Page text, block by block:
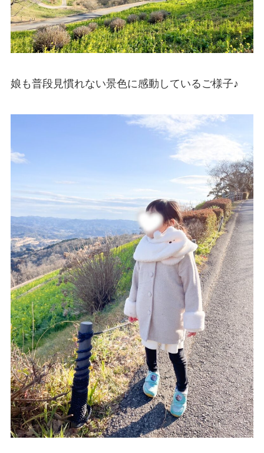
娘も普段見慣れない景色に感動しているご様子♪